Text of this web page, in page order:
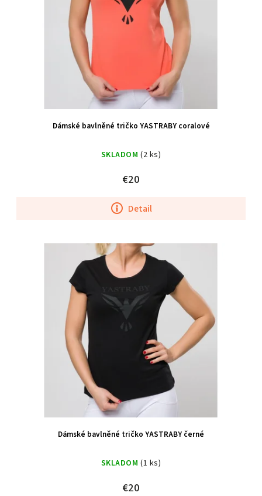
Dámské bavlněné tričko YASTRABY coralové
SKLADOM (2 ks)
€20
Detail
Dámské bavlněné tričko YASTRABY černé
SKLADOM (1 ks)
€20